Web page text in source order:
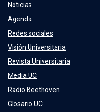
Noticias
Agenda
Redes sociales
Visión Universitaria
Revista Universitaria
Media UC
Radio Beethoven
Glosario UC